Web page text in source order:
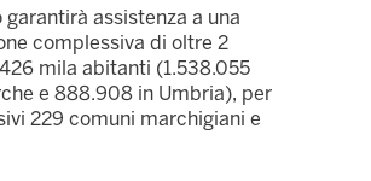
garantirà assistenza a una
complessiva di oltre 2
mila abitanti (1.538.055
e 888.908 in Umbria), per
229 comuni marchigiani e